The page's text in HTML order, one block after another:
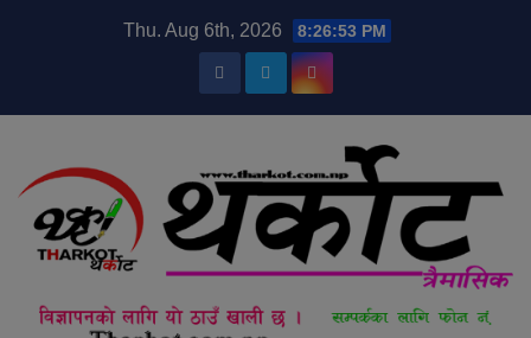
Thu. Aug 6th, 2026 8:26:53 PM
modal-check